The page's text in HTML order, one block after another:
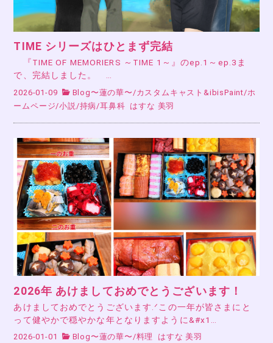
TIME シリーズはひとまず完結
『TIME OF MEMORIERS ～TIME 1～』のep.1～ep.3ま
で、完結しました。 …
2026-01-09 Blog〜蓮の華〜 /カスタムキャスト&ibisPaint/ホ
ームページ/小説 /持病 /耳鼻科 はすな 美羽
2026年 あけましておめでとうございます！
あけましておめでとうございます.ᐟこの一年が皆さまにと
って健やかで穏やかな年となりますように&#x1…
2026-01-01 Blog〜蓮の華〜/料理 はすな 美羽